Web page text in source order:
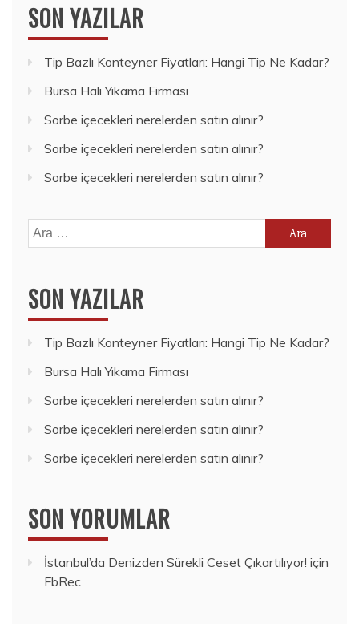
SON YAZILAR
Tip Bazlı Konteyner Fiyatları: Hangi Tip Ne Kadar?
Bursa Halı Yıkama Firması
Sorbe içecekleri nerelerden satın alınır?
Sorbe içecekleri nerelerden satın alınır?
Sorbe içecekleri nerelerden satın alınır?
Arama:
SON YAZILAR
Tip Bazlı Konteyner Fiyatları: Hangi Tip Ne Kadar?
Bursa Halı Yıkama Firması
Sorbe içecekleri nerelerden satın alınır?
Sorbe içecekleri nerelerden satın alınır?
Sorbe içecekleri nerelerden satın alınır?
SON YORUMLAR
İstanbul’da Denizden Sürekli Ceset Çıkartılıyor! için
FbRec